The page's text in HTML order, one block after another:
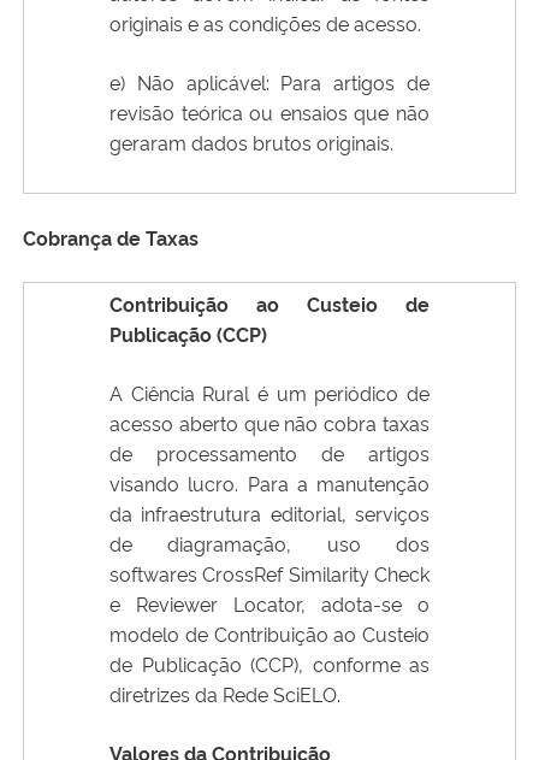
originais e as condições de acesso.
e) Não aplicável: Para artigos de
revisão teórica ou ensaios que não
geraram dados brutos originais.
Cobrança de Taxas
Contribuição ao Custeio de
Publicação (CCP)
A Ciência Rural é um periódico de
acesso aberto que não cobra taxas
de processamento de artigos
visando lucro. Para a manutenção
da infraestrutura editorial, serviços
de diagramação, uso dos
softwares CrossRef Similarity Check
e Reviewer Locator, adota-se o
modelo de Contribuição ao Custeio
de Publicação (CCP), conforme as
diretrizes da Rede SciELO.
Valores da Contribuição